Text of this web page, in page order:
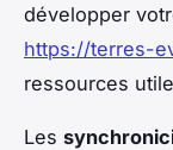
développer
https://terres-
ressources
Les